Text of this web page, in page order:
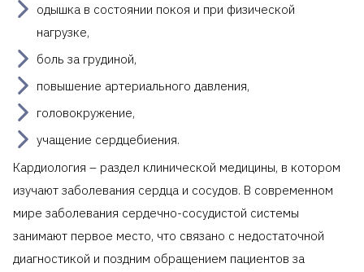
одышка в состоянии покоя и при физической
нагрузке,
боль за грудиной,
повышение артериального давления,
головокружение,
учащение сердцебиения.
Кардиология – раздел клинической медицины, в котором
изучают заболевания сердца и сосудов. В современном
мире заболевания сердечно-сосудистой системы
занимают первое место, что связано с недостаточной
диагностикой и поздним обращением пациентов за